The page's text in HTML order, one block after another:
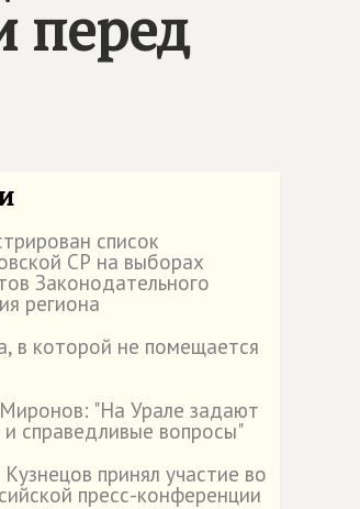
перед
список
СР на выборах
Законодательного
региона
в которой не помещается
"На Урале задают
справедливые вопросы"
принял участие во
пресс-конференции